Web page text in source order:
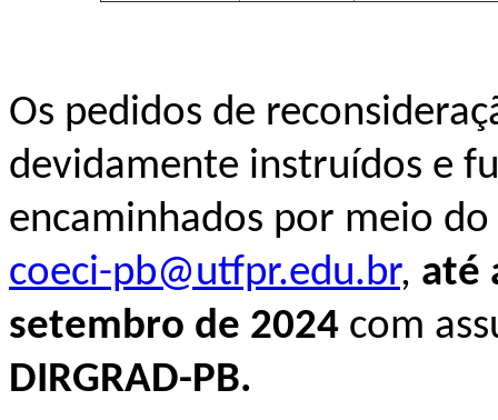
Os pedidos de
devidamente instruídos e
encaminhados por meio
coeci-pb@utfpr.edu.br, até
setembro de 2024 com
DIRGRAD-PB.